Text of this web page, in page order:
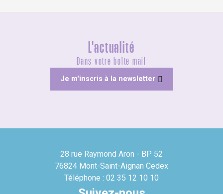
L'actualité
Dans votre boîte mail
Je m'inscris à la newsletter
28 rue Raymond Aron - BP 52
76824 Mont-Saint-Aignan Cedex
Téléphone : 02 35 12 10 10